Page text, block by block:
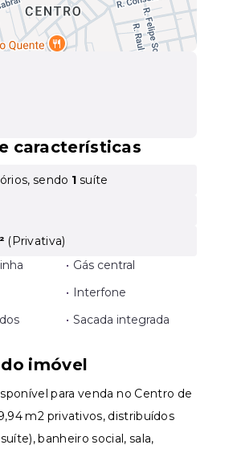
características
sendo 1 suíte
(Privativa)
• Gás central
• Interfone
• Sacada integrada
imóvel
para venda no Centro de
m2 privativos, distribuídos
banheiro social, sala,